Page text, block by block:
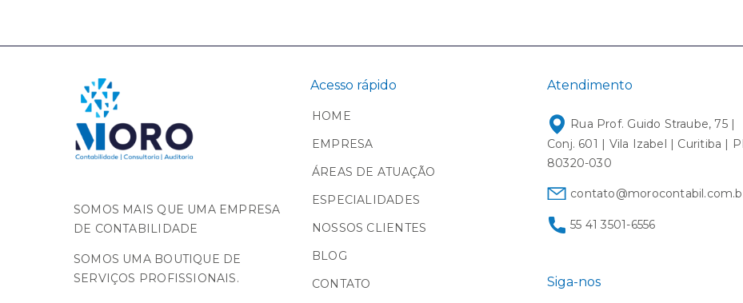
SOMOS MAIS QUE UMA EMPRESA
DE CONTABILIDADE
SOMOS UMA BOUTIQUE DE
SERVIÇOS PROFISSIONAIS.
Acesso rápido
HOME
EMPRESA
ÁREAS DE ATUAÇÃO
ESPECIALIDADES
NOSSOS CLIENTES
BLOG
CONTATO
Atendimento
Rua Prof. Guido Straube, 75 |
Conj. 601 | Vila Izabel | Curitiba |
80320-030
55 41 3501-6556
Siga-nos